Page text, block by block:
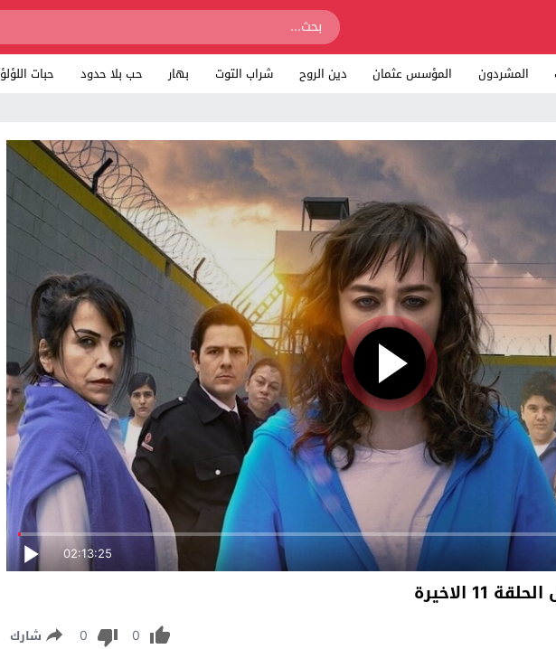
المشردون المؤسس عثمان دين الروح شراب التوت بهار حب بلا حدود حبات اللؤلؤ
02:13:25
الاخيرة
0
0 شارك